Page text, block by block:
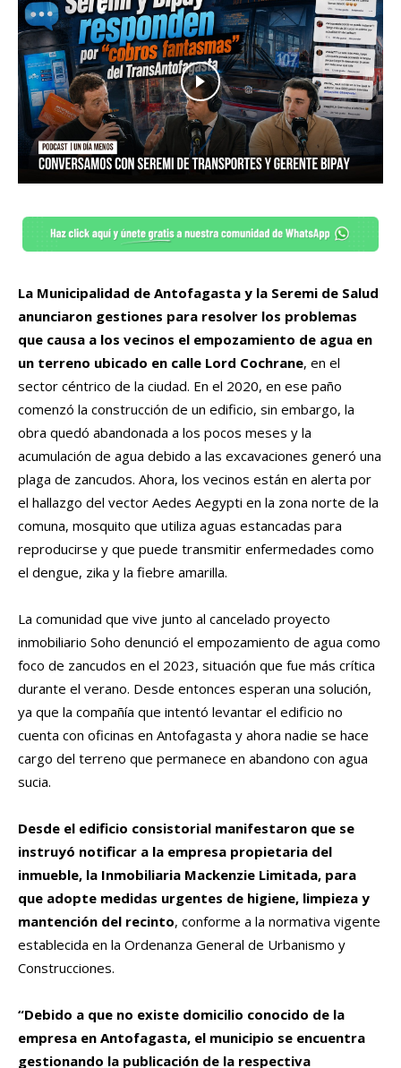
La Municipalidad de Antofagasta y la Seremi de Salud
anunciaron gestiones para resolver los problemas
que causa a los vecinos el empozamiento de agua en
un terreno ubicado en calle Lord Cochrane, en el
sector céntrico de la ciudad. En el 2020, en ese paño
comenzó la construcción de un edificio, sin embargo, la
obra quedó abandonada a los pocos meses y la
acumulación de agua debido a las excavaciones generó una
plaga de zancudos. Ahora, los vecinos están en alerta por
el hallazgo del vector Aedes Aegypti en la zona norte de la
comuna, mosquito que utiliza aguas estancadas para
reproducirse y que puede transmitir enfermedades como
el dengue, zika y la fiebre amarilla.
La comunidad que vive junto al cancelado proyecto
inmobiliario Soho denunció el empozamiento de agua como
foco de zancudos en el 2023, situación que fue más crítica
durante el verano. Desde entonces esperan una solución,
ya que la compañía que intentó levantar el edificio no
cuenta con oficinas en Antofagasta y ahora nadie se hace
cargo del terreno que permanece en abandono con agua
sucia.
Desde el edificio consistorial manifestaron que se
instruyó notificar a la empresa propietaria del
inmueble, la Inmobiliaria Mackenzie Limitada, para
que adopte medidas urgentes de higiene, limpieza y
mantención del recinto, conforme a la normativa vigente
establecida en la Ordenanza General de Urbanismo y
Construcciones.
“Debido a que no existe domicilio conocido de la
empresa en Antofagasta, el municipio se encuentra
gestionando la publicación de la respectiva